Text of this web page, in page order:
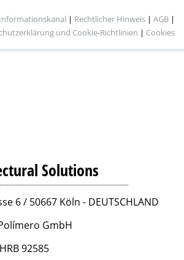
| Rechtlicher Hinweis | AGB |
und Cookie-Richtlinien | Cookies
Solutions
6 / 50667 Köln - DEUTSCHLAND
GmbH
92585